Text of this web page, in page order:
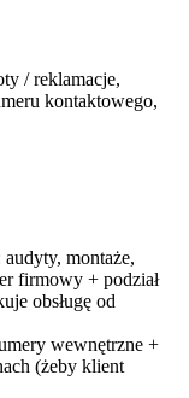
/ reklamacje,
kontaktowego,
montaże,
firmowy + podział
obsługę od
wewnętrzne +
(żeby klient